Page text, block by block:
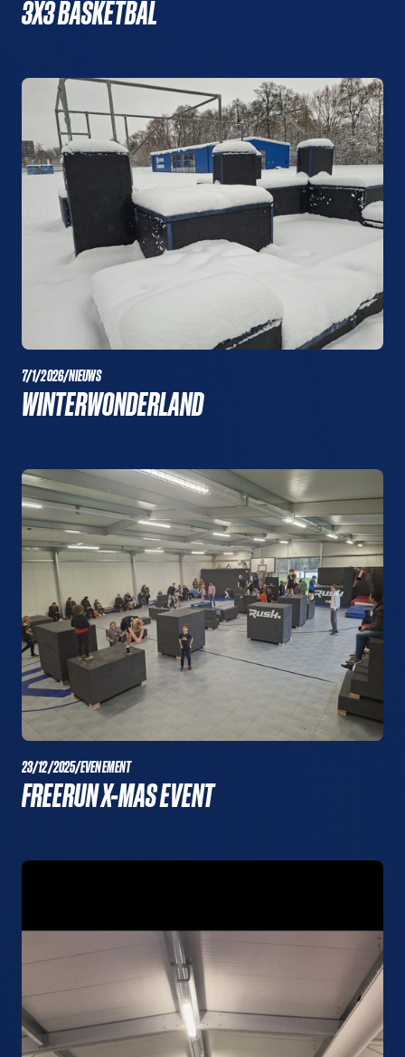
3X3 BASKETBAL
7/1/2026/NIEUWS
WINTERWONDERLAND
23/12/2025/EVENEMENT
FREERUN X-MAS EVENT